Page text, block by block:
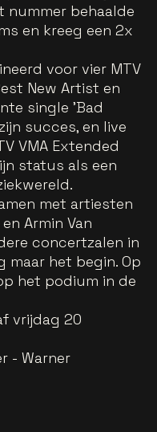
nummer behaalde
en kreeg een 2x
voor vier MTV
New Artist en
single 'Bad
succes, en live
VMA Extended
status als een
met artiesten
Armin Van
concertzalen in
maar het begin. Op
het podium in de
vrijdag 20
- Warner